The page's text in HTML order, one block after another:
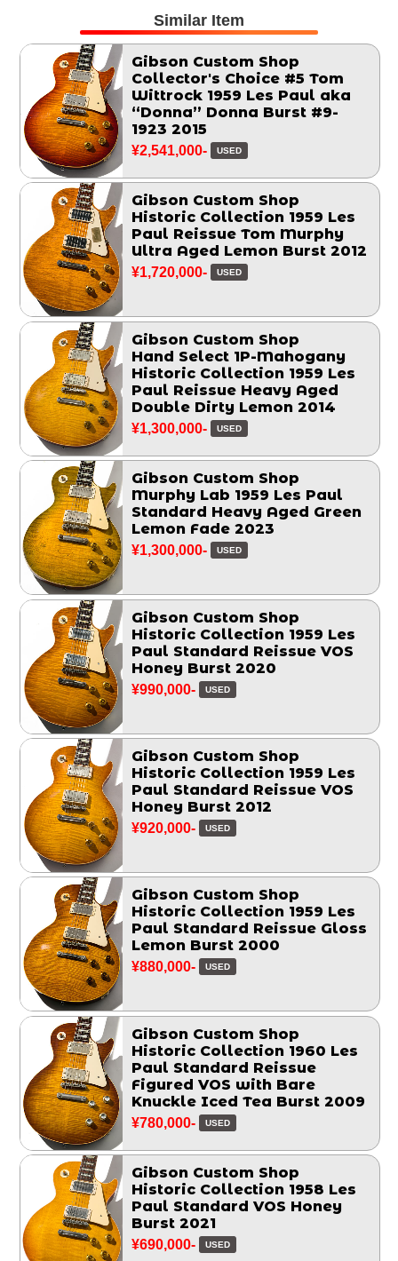
Similar Item
Gibson Custom Shop
Collector's Choice #5 Tom
Wittrock 1959 Les Paul aka
“Donna” Donna Burst #9-
1923 2015
¥2,541,000- USED
Gibson Custom Shop
Historic Collection 1959 Les
Paul Reissue Tom Murphy
Ultra Aged Lemon Burst 2012
¥1,720,000- USED
Gibson Custom Shop
Hand Select 1P-Mahogany
Historic Collection 1959 Les
Paul Reissue Heavy Aged
Double Dirty Lemon 2014
¥1,300,000- USED
Gibson Custom Shop
Murphy Lab 1959 Les Paul
Standard Heavy Aged Green
Lemon Fade 2023
¥1,300,000- USED
Gibson Custom Shop
Historic Collection 1959 Les
Paul Standard Reissue VOS
Honey Burst 2020
¥990,000- USED
Gibson Custom Shop
Historic Collection 1959 Les
Paul Standard Reissue VOS
Honey Burst 2012
¥920,000- USED
Gibson Custom Shop
Historic Collection 1959 Les
Paul Standard Reissue Gloss
Lemon Burst 2000
¥880,000- USED
Gibson Custom Shop
Historic Collection 1960 Les
Paul Standard Reissue
Figured VOS with Bare
Knuckle Iced Tea Burst 2009
¥780,000- USED
Gibson Custom Shop
Historic Collection 1958 Les
Paul Standard VOS Honey
Burst 2021
¥690,000- USED